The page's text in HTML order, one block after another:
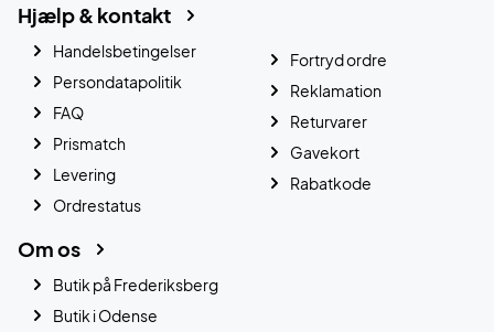
Hjælp & kontakt
Handelsbetingelser
Persondatapolitik
FAQ
Prismatch
Levering
Ordrestatus
Fortryd ordre
Reklamation
Returvarer
Gavekort
Rabatkode
Om os
Butik på Frederiksberg
Butik i Odense